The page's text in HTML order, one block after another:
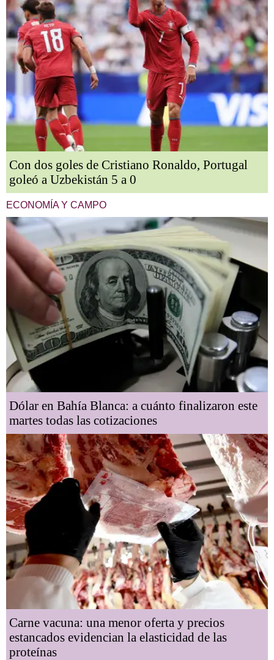
Con dos goles de Cristiano Ronaldo, Portugal
goleó a Uzbekistán 5 a 0
ECONOMÍA Y CAMPO
Dólar en Bahía Blanca: a cuánto finalizaron este
martes todas las cotizaciones
Carne vacuna: una menor oferta y precios
estancados evidencian la elasticidad de las
proteínas